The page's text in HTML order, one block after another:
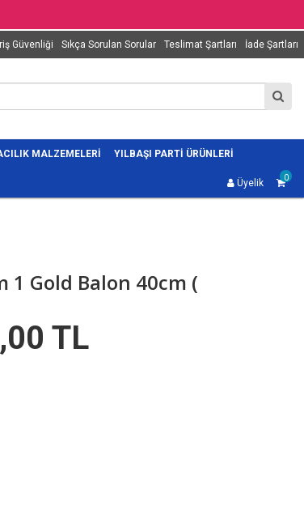
Güvenliği Sıkça Sorulan Sorular Teslimat Şartları İade Şartları
MALZEMELERI YILBAŞI PARTI ÜRÜNLERI
Üyelik 0
1 Gold Balon 40cm (
TL